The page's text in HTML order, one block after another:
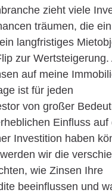
zieht viele
träumen, die
langfristiges
zur Wertsteigerung.
auf meine
ist für jeden
von großer
Einfluss auf
Investition haben
wir die
wie Zinsen Ihre
beeinflussen und